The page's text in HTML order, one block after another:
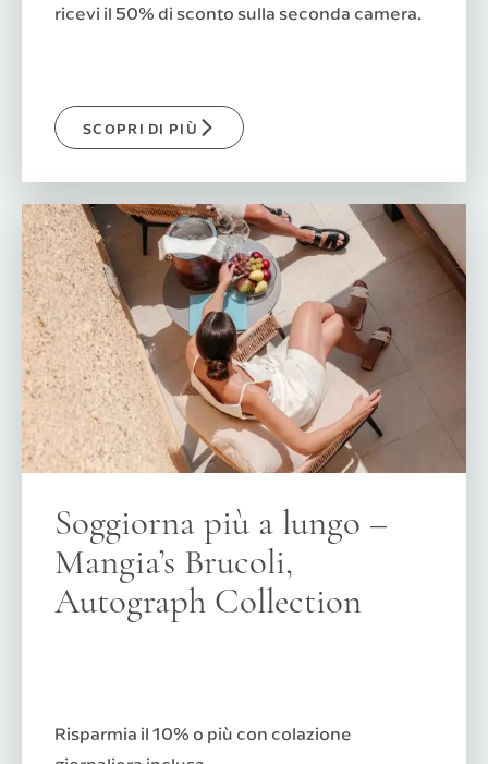
ricevi il 50% di sconto sulla seconda camera.
SCOPRI DI PIÙ
Soggiorna più a lungo –
Mangia’s Brucoli,
Autograph Collection
Risparmia il 10% o più con colazione